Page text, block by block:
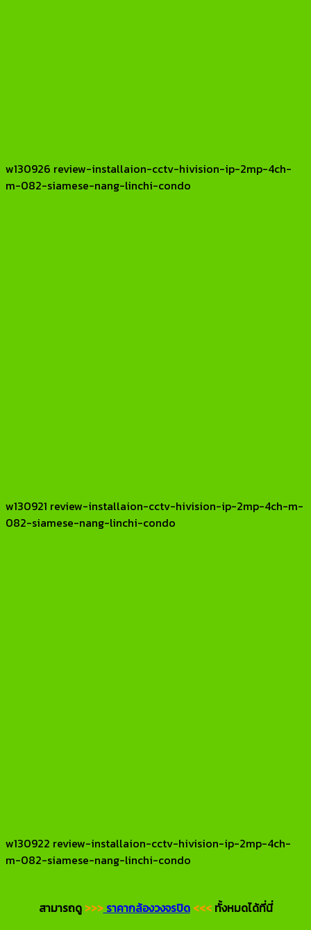
w130926 review-installaion-cctv-hivision-ip-2mp-4ch-
m-082-siamese-nang-linchi-condo
w130921 review-installaion-cctv-hivision-ip-2mp-4ch-m-
082-siamese-nang-linchi-condo
w130922 review-installaion-cctv-hivision-ip-2mp-4ch-
m-082-siamese-nang-linchi-condo
สามารถดู >>>ราคากล้องวงจรปิด <<<ทั้งหมดได้ที่นี่